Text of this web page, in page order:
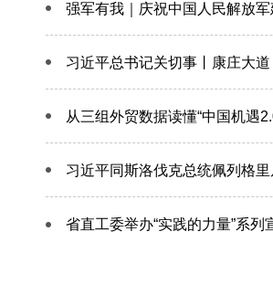
强军有我｜庆祝中国人民解放
习近平总书记关切事丨康庄大
从三组外贸数据读懂“中国机遇
习近平同斯洛伐克总统佩列格里
省直工委举办“实践的力量”系